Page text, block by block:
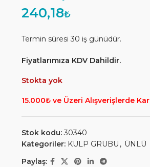
240,18₺
Termin süresi 30 iş günüdür.
Fiyatlarımıza KDV Dahildir.
Stokta yok
15.000₺ ve Üzeri Alışverişlerde
Stok kodu:30340
Kategoriler: KULP GRUBU , ÜNLÜ
Paylaş: